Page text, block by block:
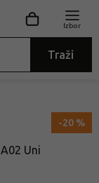
Traži
Izbor
-20 %